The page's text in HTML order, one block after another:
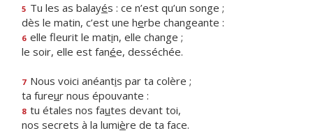
5 Tu les as balayés : ce n’est qu’un songe ;
dès le matin, c’est une herbe changeante :
6 elle fleurit le matin, elle change ;
le soir, elle est fanée, desséchée.
7 Nous voici anéantis par ta colère ;
ta fureur nous épouvante :
8 tu étales nos fautes devant toi,
nos secrets à la lumière de ta face.